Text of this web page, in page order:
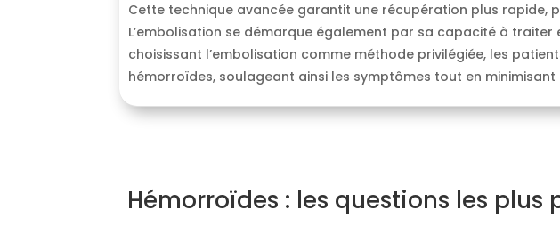
Cette technique avancée garantit une récupération plus
L’embolisation se démarque également par sa capacité à
choisissant l’embolisation comme méthode privilégiée, les
hémorroïdes, soulageant ainsi les symptômes tout en
Hémorroïdes : les questions les plus